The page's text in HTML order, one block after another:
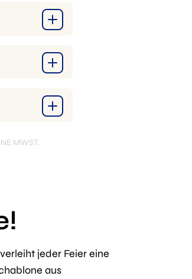
MWST.
jeder Feier eine
aus